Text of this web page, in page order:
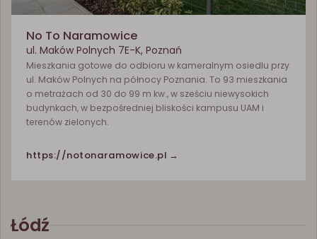
No To Naramowice
ul. Maków Polnych 7E-K, Poznań
Mieszkania gotowe do odbioru w kameralnym osiedlu przy
ul. Maków Polnych na północy Poznania. To 93 mieszkania
o metrażach od 30 do 99 m kw., w sześciu niewysokich
budynkach, w bezpośredniej bliskości kampusu UAM i
terenów zielonych.
https://notonaramowice.pl →
Łódź